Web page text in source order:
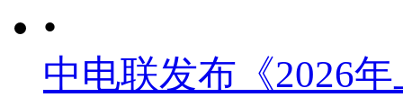
•
中电联发布《2026